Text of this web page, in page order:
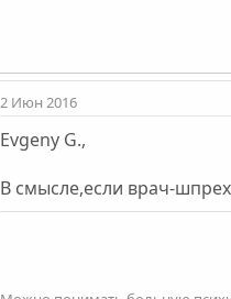
2 Июн 2016
Evgeny G.,
В смысле,если врач-